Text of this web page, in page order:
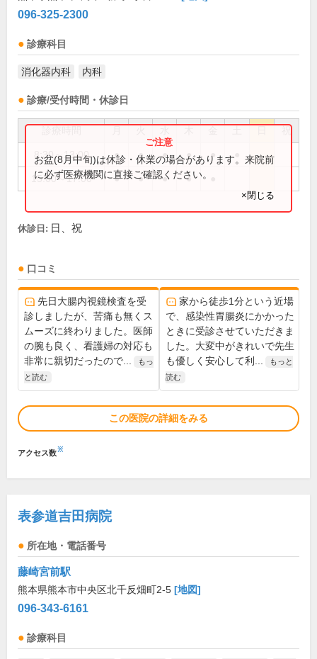
096-325-2300
診療科目
消化器内科 内科
診療/受付時間・休診日
祝
8:30～13:00 ● ● ● ● ●
15:00～17:00 ● ● ● ●
お盆(8月中旬)は休診・休業の場合があります。来院前
に必ず医療機関に直接ご確認ください。
×閉じる
休診日: 日、祝
口コミ
先日大腸内視鏡検査を受
診しましたが、苦痛も無くス
ムーズに終わりました。医師
の腕も良く、看護婦の対応も
非常に親切だったので...
もっ
と読む
家から徒歩1分という近場
で、感染性胃腸炎にかかった
ときに受診させていただきま
した。大変中がきれいで先生
も優しく安心して利...
もっと
読む
この医院の詳細をみる
アクセス数※
表参道吉田病院
所在地・電話番号
藤崎宮前駅
熊本県熊本市中央区北千反畑町2-5 [地図]
096-343-6161
診療科目